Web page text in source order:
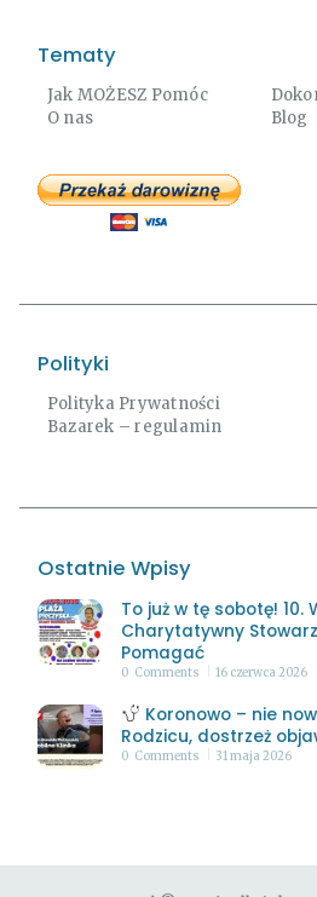
Tematy
Jak MOŻESZ Pomóc
O nas
Blog
Polityki
Polityka Prywatności
Bazarek – regulamin
Ostatnie Wpisy
To już w tę sobotę! 10.
Charytatywny
Pomagać
0 Comments 16 czerwca 2026
Koronowo – nie
Rodzicu, dostrzeż
0 Comments 31 maja 2026